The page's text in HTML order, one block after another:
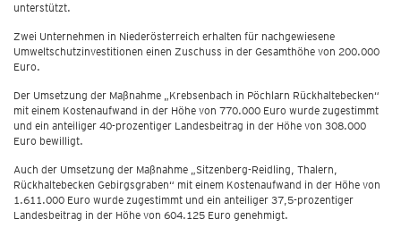
unterstützt.
Zwei Unternehmen in Niederösterreich erhalten für nachgewiesene
Umweltschutzinvestitionen einen Zuschuss in der Gesamthöhe von 200.000
Euro.
Der Umsetzung der Maßnahme „Krebsenbach in Pöchlarn Rückhaltebecken“
mit einem Kostenaufwand in der Höhe von 770.000 Euro wurde zugestimmt
und ein anteiliger 40-prozentiger Landesbeitrag in der Höhe von 308.000
Euro bewilligt.
Auch der Umsetzung der Maßnahme „Sitzenberg-Reidling, Thalern,
Rückhaltebecken Gebirgsgraben“ mit einem Kostenaufwand in der Höhe von
1.611.000 Euro wurde zugestimmt und ein anteiliger 37,5-prozentiger
Landesbeitrag in der Höhe von 604.125 Euro genehmigt.